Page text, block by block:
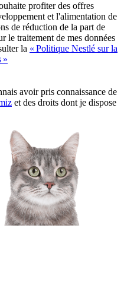
profiter des offres
et l'alimentation de
de réduction de la part de
le traitement de mes données
la « Politique Nestlé sur la
»
avoir pris connaissance de
et des droits dont je dispose